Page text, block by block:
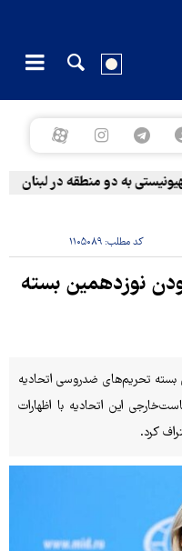
به دو منطقه در لبنان
کد مطلب: ۱۱۰۵۰۸۹
نوزدهمین بسته
بسته تحریم‌های ضدروسی اتحادیه
این اتحادیه با اظهارات
کرد.